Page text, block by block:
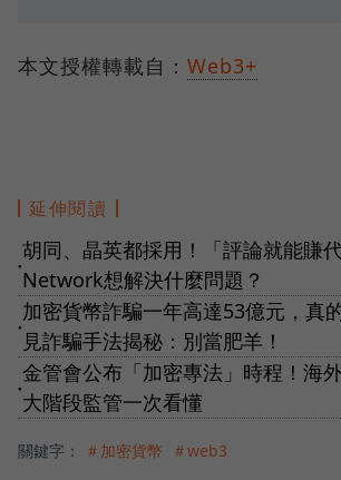
本文授權轉載自： Web3+
延伸閱讀
●
胡同、晶英都採用！「評論就能賺
Network想解決什麼問題？
●
加密貨幣詐騙一年高達53億元，真
見詐騙手法揭秘：別當肥羊！
●
金管會公布「加密專法」時程！海
大階段監管一次看懂
關鍵字： ＃加密貨幣 ＃web3